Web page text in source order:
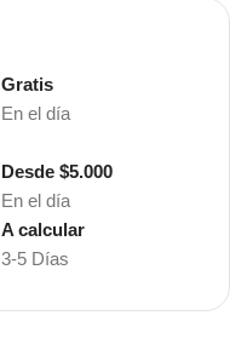
En el día
Gratis
En el día
Desde $5.000
3-5 Días
A calcular